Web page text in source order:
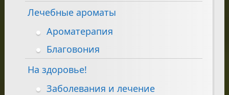
Лечебные ароматы
Ароматерапия
Благовония
На здоровье!
Заболевания и лечение